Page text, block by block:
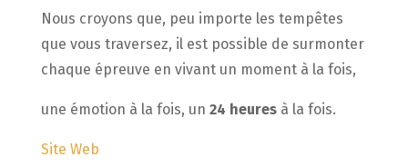
Nous croyons que, peu importe les tempêtes
que vous traversez, il est possible de surmonter
chaque épreuve en vivant un moment à la fois,
une émotion à la fois, un 24 heuresà la fois.
Site Web